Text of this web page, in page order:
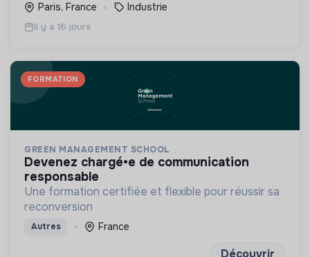
Paris, France Industrie
Il y a 16 jours
FORMATION
GREEN MANAGEMENT SCHOOL
devenez chargé•e de communication
responsable
Une formation certifiée et flexible pour réussir sa
reconversion
Autres France
Découvrir